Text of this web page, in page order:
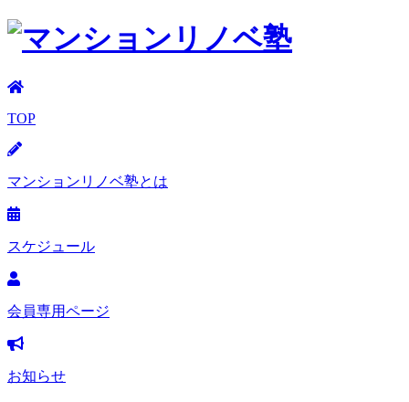
TOP
マンションリノベ塾とは
スケジュール
会員専用ページ
お知らせ